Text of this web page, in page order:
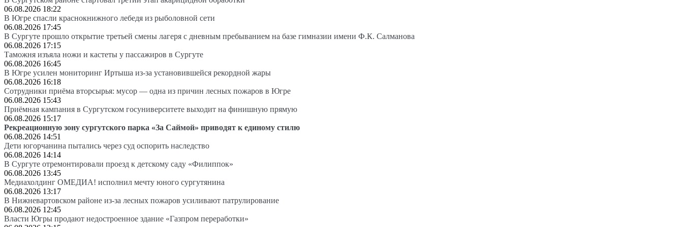
06.08.2026 18:22
В Югре спасли краснокнижного лебедя из рыболовной сети
06.08.2026 17:45
В Сургуте прошло открытие третьей смены лагеря с дневным пребыванием на базе гимназии имени Ф.К. Салманова
06.08.2026 17:15
Таможня изъяла ножи и кастеты у пассажиров в Сургуте
06.08.2026 16:45
В Югре усилен мониторинг Иртыша из-за установившейся рекордной жары
06.08.2026 16:18
Сотрудники приёма вторсырья: мусор — одна из причин лесных пожаров в Югре
06.08.2026 15:43
Приёмная кампания в Сургутском госуниверситете выходит на финишную прямую
06.08.2026 15:17
Рекреационную зону сургутского парка «За Саймой» приводят к единому стилю
06.08.2026 14:51
Дети югорчанина пытались через суд оспорить наследство
06.08.2026 14:14
В Сургуте отремонтировали проезд к детскому саду «Филиппок»
06.08.2026 13:45
Медиахолдинг ОМЕДИА! исполнил мечту юного сургутянина
06.08.2026 13:17
В Нижневартовском районе из-за лесных пожаров усиливают патрулирование
06.08.2026 12:45
Власти Югры продают недостроенное здание «Газпром переработки»